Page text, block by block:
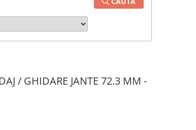
/ GHIDARE JANTE 72.3 MM -